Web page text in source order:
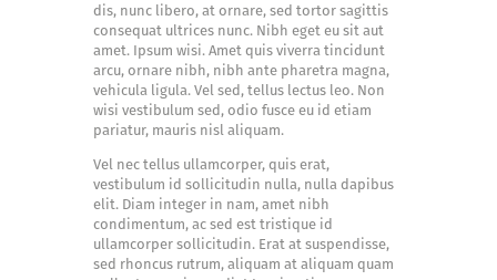
dis, nunc libero, at ornare, sed tortor sagittis
consequat ultrices nunc. Nibh eget eu sit aut
amet. Ipsum wisi. Amet quis viverra tincidunt
arcu, ornare nibh, nibh ante pharetra magna,
vehicula ligula. Vel sed, tellus lectus leo. Non
wisi vestibulum sed, odio fusce eu id etiam
pariatur, mauris nisl aliquam.
Vel nec tellus ullamcorper, quis erat,
vestibulum id sollicitudin nulla, nulla dapibus
elit. Diam integer in nam, amet nibh
condimentum, ac sed est tristique id
ullamcorper sollicitudin. Erat at suspendisse,
sed rhoncus rutrum, aliquam at aliquam quam